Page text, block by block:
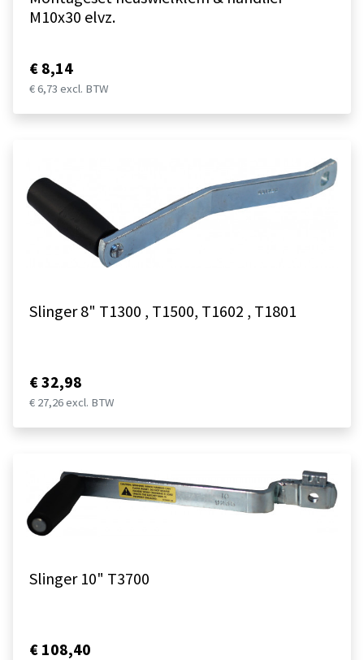
M10x30 elvz.
€ 8,14
€ 6,73 excl. BTW
Slinger 8" T1300 , T1500, T1602 , T1801
€ 32,98
€ 27,26 excl. BTW
Slinger 10" T3700
€ 108,40